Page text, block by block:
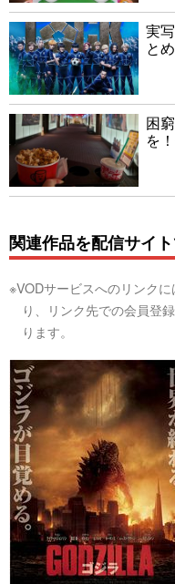
実
とめ
困
を
関連作品を配信サイ
※VODサービスへのリンク
り、リンク先での会員登
ります。